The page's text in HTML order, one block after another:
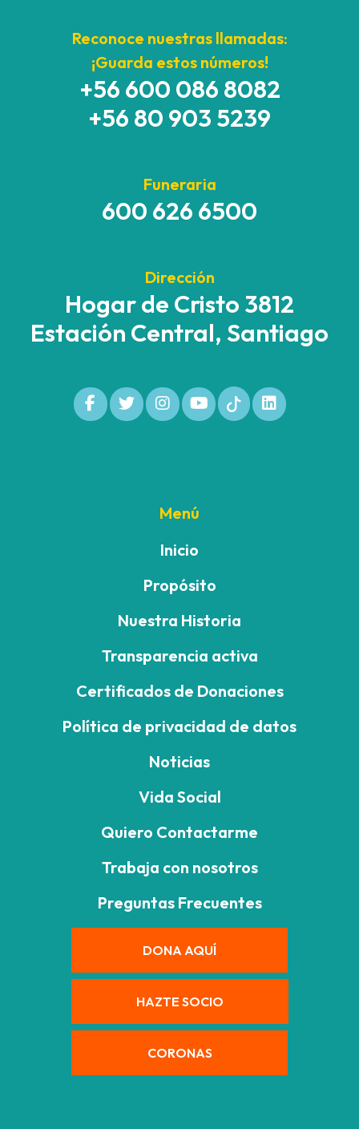
Reconoce nuestras llamadas:
¡Guarda estos números!
+56 600 086 8082
+56 80 903 5239
Funeraria
600 626 6500
Dirección
Hogar de Cristo 3812
Estación Central, Santiago
Menú
Inicio
Propósito
Nuestra Historia
Transparencia activa
Certificados de Donaciones
Política de privacidad de datos
Noticias
Vida Social
Quiero Contactarme
Trabaja con nosotros
Preguntas Frecuentes
DONA AQUÍ
HAZTE SOCIO
CORONAS